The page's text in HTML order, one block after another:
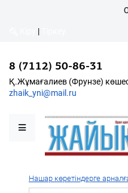
Қалалықтар қаперіне
Қоғам
Дені сау ұлт
|
8 (7112) 50-86-31
Қ.Жұмағалиев (Фрунзе)
zhaik_yni@mail.ru
Нашар көретіндерге